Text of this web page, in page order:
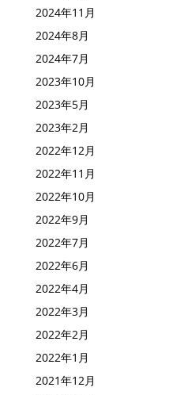
2024年11月
2024年8月
2024年7月
2023年10月
2023年5月
2023年2月
2022年12月
2022年11月
2022年10月
2022年9月
2022年7月
2022年6月
2022年4月
2022年3月
2022年2月
2022年1月
2021年12月